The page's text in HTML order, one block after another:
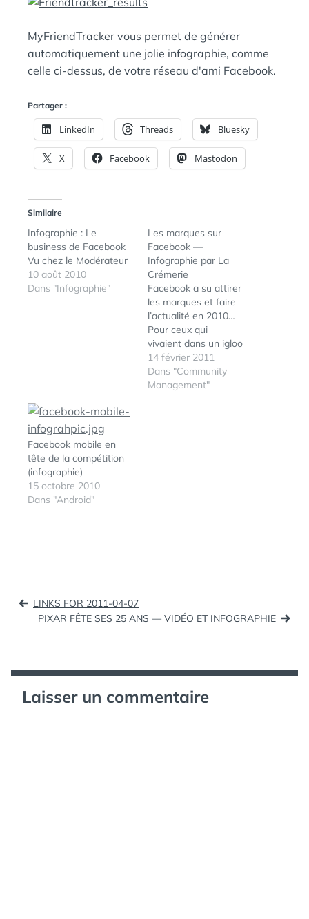
S
MyFriendTracker vous permet de générer
automatiquement une jolie infographie, comme
celle ci-dessus, de votre réseau d'ami Facebook.
Partager :
LinkedIn Threads Bluesky
X Facebook Mastodon
Similaire
Infographie : Le
business de Facebook
Vu chez le Modérateur
10 août 2010
Dans "Infographie"
Les marques sur
Facebook —
Infographie par La
Crémerie
Facebook a su attirer
les marques et faire
l’actualité en 2010…
Pour ceux qui
vivaient dans un igloo
ou qui auraient été
aspirés par une faille
spacio-temporelle, Milky
14 février 2011
Dans "Community
Management"
Facebook mobile en
tête de la compétition
(infographie)
15 octobre 2010
Dans "Android"
ÉTIQUETTES :
FACEBOOK,
Navigation
LINKS FOR 2011-04-07
PIXAR FÊTE SES 25 ANS — VIDÉO ET INFOGRAPHIE
Laisser un commentaire